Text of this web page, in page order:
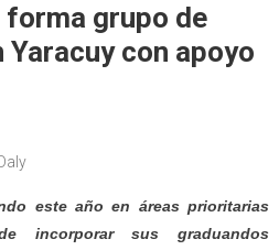
forma grupo de
con apoyo
este año en áreas prioritarias
sus graduandos